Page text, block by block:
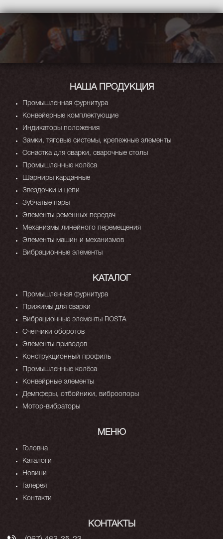
НАША ПРОДУКЦИЯ
Промышленная фурнитура
Конвейерные комплектующие
Индикаторы положения
Замки, тяговые системы, крепежные элементы
Оснастка для сварки, сварочные столы
Промышленные колёса
Шарниры карданные
Звездочки и цепи
Зубчатые пары
Элементы ременных передач
Механизмы линейного перемещения
Элементы машин и механизмов
Вибрационные элементы
КАТАЛОГ
Промышленная фурнитура
Прижимы для сварки
Вибрационные элементы ROSTA
Счетчики оборотов
Элементы приводов
Конструкционный профиль
Промышленные колёса
Конвейрные элементы
Демпферы, отбойники, виброопоры
Мотор-вибраторы
МЕНЮ
Головна
Каталоги
Новини
Галерея
Контакти
КОНТАКТЫ